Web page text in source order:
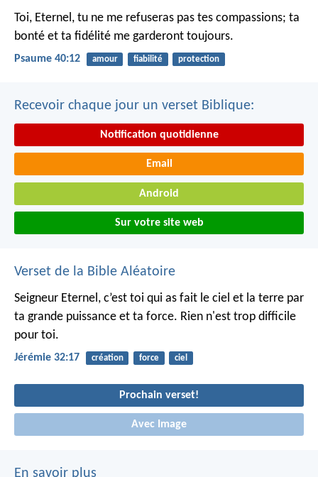
Toi, Eternel, tu ne me refuseras pas tes compassions; ta
bonté et ta fidélité me garderont toujours.
Psaume 40:12 amour fiabilité protection
Recevoir chaque jour un verset Biblique:
Notification quotidienne
Email
Android
Sur votre site web
Verset de la Bible Aléatoire
Seigneur Eternel, c’est toi qui as fait le ciel et la terre par
ta grande puissance et ta force. Rien n'est trop difficile
pour toi.
Jérémie 32:17 création force ciel
Prochain verset!
Avec Image
En savoir plus